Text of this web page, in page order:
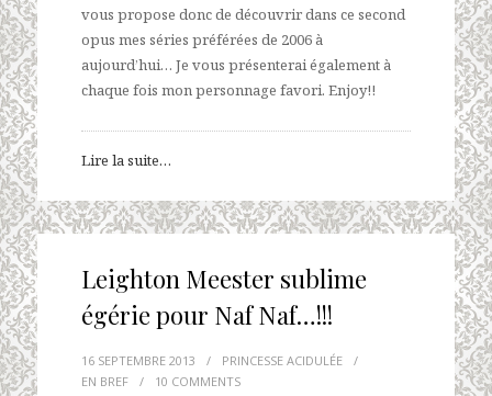
vous propose donc de découvrir dans ce second
opus mes séries préférées de 2006 à
aujourd’hui… Je vous présenterai également à
chaque fois mon personnage favori. Enjoy!!
Lire la suite…
Leighton Meester sublime
égérie pour Naf Naf…!!!
16 SEPTEMBRE 2013 / PRINCESSE ACIDULÉE
/
EN BREF
/ 10 COMMENTS